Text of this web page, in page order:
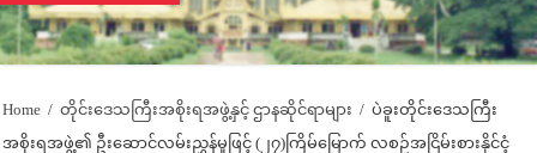
Home / တိုင်းဒေသကြီးအစိုးရအဖွဲ့နှင့် ဌာနဆိုင်ရာများ / ပဲခူးတိုင်းဒေသကြီး
အစိုးရအဖွဲ့၏ ဦးဆောင်လမ်းညွှန်မှုဖြင့် (၂၇)ကြိမ်မြောက် လစဉ်အငြိမ်းစားနိုင်ငံ့